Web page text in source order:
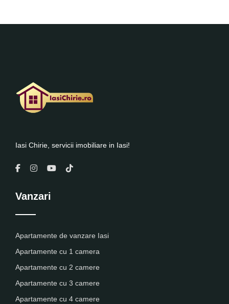
Iasi Chirie, servicii imobiliare in Iasi!
Vanzari
Apartamente de vanzare Iasi
Apartamente cu 1 camera
Apartamente cu 2 camere
Apartamente cu 3 camere
Apartamente cu 4 camere